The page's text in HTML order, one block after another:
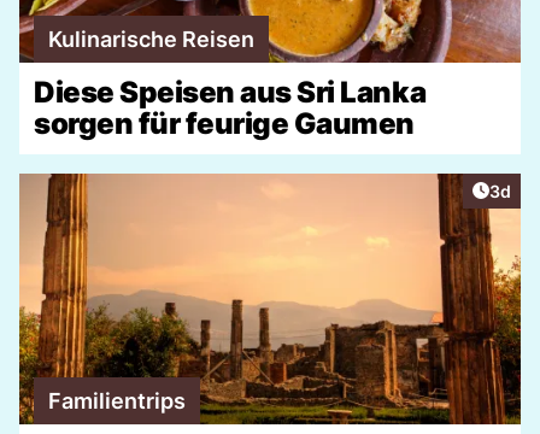
Kulinarische Reisen
Diese Speisen aus Sri Lanka
sorgen für feurige Gaumen
3d
Familientrips